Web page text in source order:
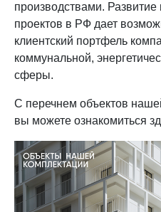
производствами.
проектов в РФ дает
клиентский портфель
коммунальной,
сферы.
С перечнем объектов
вы можете ознакомиться